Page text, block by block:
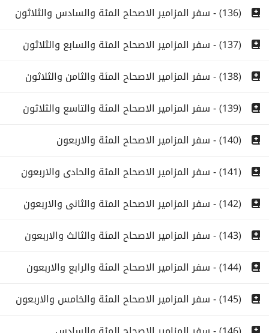
(136) - سفر المزامير الاصحاح المئة والسادس والثلاثون
(137) - سفر المزامير الاصحاح المئة والسابع والثلاثون
(138) - سفر المزامير الاصحاح المئة والثامن والثلاثون
(139) - سفر المزامير الاصحاح المئة والتاسع والثلاثون
(140) - سفر المزامير الاصحاح المئة والاربعون
(141) - سفر المزامير الاصحاح المئة والحادى والاربعون
(142) - سفر المزامير الاصحاح المئة والثانى والاربعون
(143) - سفر المزامير الاصحاح المئة والثالث والاربعون
(144) - سفر المزامير الاصحاح المئة والرابع والاربعون
(145) - سفر المزامير الاصحاح المئة والخامس والاربعون